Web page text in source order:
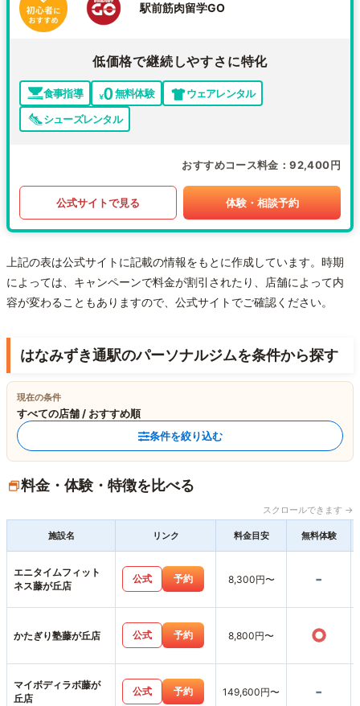
駅前筋肉留学GO
低価格で継続しやすさに特化
食事指導 無料体験
ウェアレンタル
シューズレンタル
おすすめコース料金 92,400円
公式サイトで見る 体験・相談予約
上記の表は公式サイトに記載の情報をもとに作成しています。時期
によっては、キャンペーンで料金が割引されたり、店舗によって内
容が変わることもありますので、公式サイトでご確認ください。
はなみずき通駅のパーソナルジムを条件から探す
現在の条件
すべての店舗 / おすすめ順
条件を絞り込む
料金・体験・特徴を比べる
スクロールできます →
施設名 リンク 料金目安 無料体験
エニタイムフィット
ネス藤が丘店
公式 予約 8,300円〜 -
かたぎり塾藤が丘店 公式 予約 8,800円〜 ○
マイボディラボ藤が
丘店
公式 予約 149,600円〜 -